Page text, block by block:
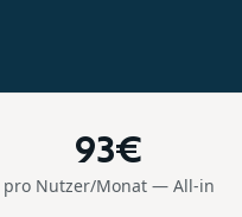
93€
pro Nutzer/Monat — All-in